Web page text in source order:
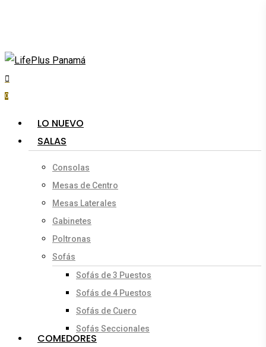
content
search
account
0
LO NUEVO
SALAS
Consolas
Mesas de Centro
Mesas Laterales
Gabinetes
Poltronas
Sofás
Sofás de 3 Puestos
Sofás de 4 Puestos
Sofás de Cuero
Sofás Seccionales
COMEDORES